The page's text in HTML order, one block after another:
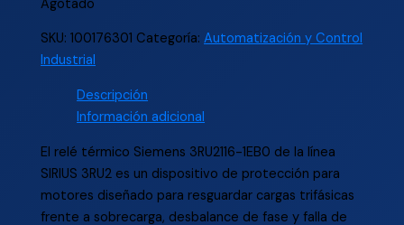
Agotado
SKU:100176301 Categoría:Automatización y Control
Industrial
Descripción
Información adicional
El relé térmico Siemens 3RU2116-1EB0 de la línea
SIRIUS 3RU2 es un dispositivo de protección para
motores diseñado para resguardar cargas trifásicas
frente a sobrecarga, desbalance de fase y falla de